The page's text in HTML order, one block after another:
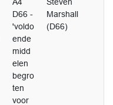
D66 -
'voldo
ende
midd
elen
begro
ten
voor
Marshall
(D66)